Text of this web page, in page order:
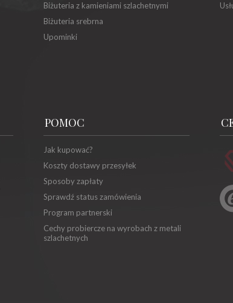
Biżuteria z kamieniami szlachetnymi
Biżuteria srebrna
Upominki
POMOC
Jak kupować?
Koszty dostawy przesyłek
Sposoby zapłaty
Sprawdź status zamówienia
Program partnerski
Cechy probiercze na wyrobach z metali
szlachetnych